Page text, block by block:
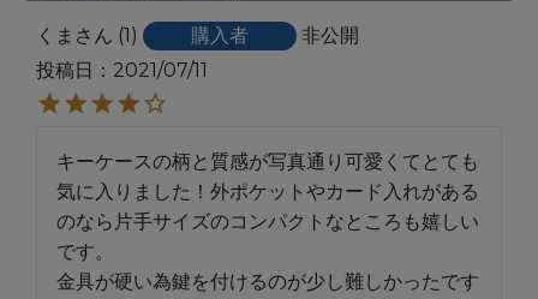
くま 1 購入者
非公開
投稿日
2021/07/11
キーケースの柄と質感が写真通り可愛くてとても
気に入りました！外ポケットやカード入れがある
のなら片手サイズのコンパクトなところも嬉しい
です。
金具が硬い為鍵を付けるのが少し難しかったです